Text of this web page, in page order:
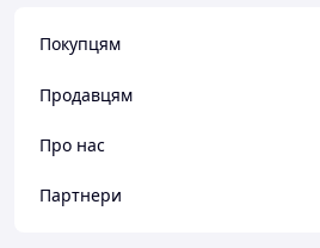
Покупцям
Продавцям
Про нас
Партнери